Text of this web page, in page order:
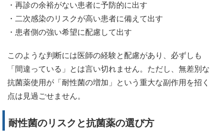
・再診の余裕がない患者に予防的に出す
・二次感染のリスクが高い患者に備えて出す
・患者側の強い希望に配慮して出す
このような判断には医師の経験と配慮があり、必ずしも
「間違っている」とは言い切れません。ただし、無差別な
抗菌薬使用が「耐性菌の増加」という重大な副作用を招く
点は見過ごせません。
耐性菌のリスクと抗菌薬の選び方